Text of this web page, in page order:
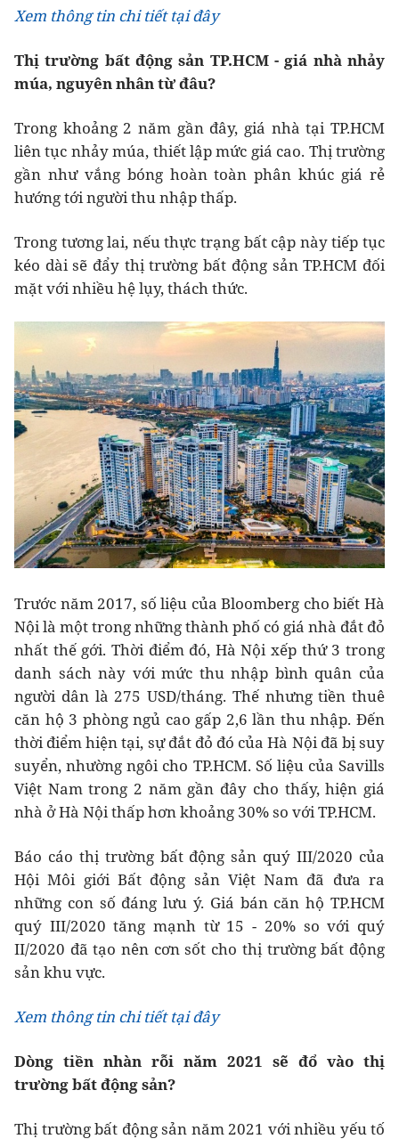
Xem thông tin chi tiết tại đây
Thị trường bất động sản TP.HCM - giá nhà nhảy
múa, nguyên nhân từ đâu?
Trong khoảng 2 năm gần đây, giá nhà tại TP.HCM
liên tục nhảy múa, thiết lập mức giá cao. Thị trường
gần như vắng bóng hoàn toàn phân khúc giá rẻ
hướng tới người thu nhập thấp.
Trong tương lai, nếu thực trạng bất cập này tiếp tục
kéo dài sẽ đẩy thị trường bất động sản TP.HCM đối
mặt với nhiều hệ lụy, thách thức.
Trước năm 2017, số liệu của Bloomberg cho biết Hà
Nội là một trong những thành phố có giá nhà đắt đỏ
nhất thế gới. Thời điểm đó, Hà Nội xếp thứ 3 trong
danh sách này với mức thu nhập bình quân của
người dân là 275 USD/tháng. Thế nhưng tiền thuê
căn hộ 3 phòng ngủ cao gấp 2,6 lần thu nhập. Đến
thời điểm hiện tại, sự đắt đỏ đó của Hà Nội đã bị suy
suyển, nhường ngôi cho TP.HCM. Số liệu của Savills
Việt Nam trong 2 năm gần đây cho thấy, hiện giá
nhà ở Hà Nội thấp hơn khoảng 30% so với TP.HCM.
Báo cáo thị trường bất động sản quý III/2020 của
Hội Môi giới Bất động sản Việt Nam đã đưa ra
những con số đáng lưu ý. Giá bán căn hộ TP.HCM
quý III/2020 tăng mạnh từ 15 - 20% so với quý
II/2020 đã tạo nên cơn sốt cho thị trường bất động
sản khu vực.
Xem thông tin chi tiết tại đây
Dòng tiền nhàn rỗi năm 2021 sẽ đổ vào thị
trường bất động sản?
Thị trường bất động sản năm 2021 với nhiều yếu tố